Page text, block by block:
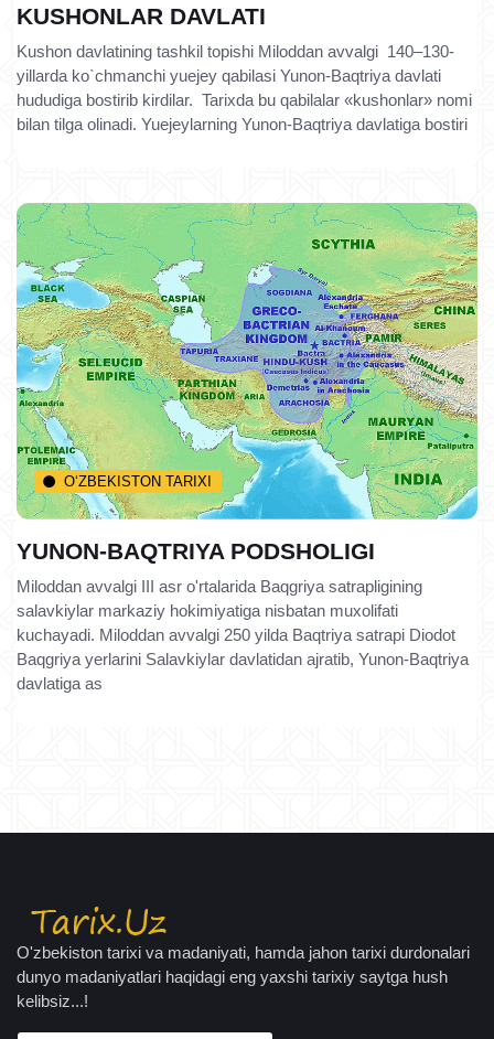
KUSHONLAR DAVLATI
Kushon davlatining tashkil topishi Miloddan avvalgi 140–130-
yillarda ko`chmanchi yuejey qabilasi Yunon-Baqtriya davlati
hududiga bostirib kirdilar. Tarixda bu qabilalar «kushonlar» nomi
bilan tilga olinadi. Yuejeylarning Yunon-Baqtriya davlatiga bostiri
O‘ZBEKISTON TARIXI
YUNON-BAQTRIYA PODSHOLIGI
Miloddan avvalgi III asr o'rtalarida Baqgriya satrapligining
salavkiylar markaziy hokimiyatiga nisbatan muxolifati
kuchayadi. Miloddan avvalgi 250 yilda Baqtriya satrapi Diodot
Baqgriya yerlarini Salavkiylar davlatidan ajratib, Yunon-Baqtriya
davlatiga as
O'zbekiston tarixi va madaniyati, hamda jahon tarixi durdonalari
dunyo madaniyatlari haqidagi eng yaxshi tarixiy saytga hush
kelibsiz...!